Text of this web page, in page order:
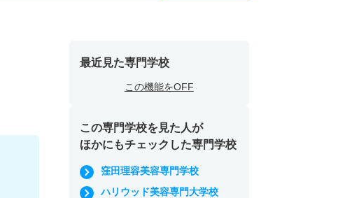
最近見た専門学校
この機能をOFF
この専門学校を見た人が
ほかにもチェックした専門学校
窪田理容美容専門学校
ハリウッド美容専門大学校